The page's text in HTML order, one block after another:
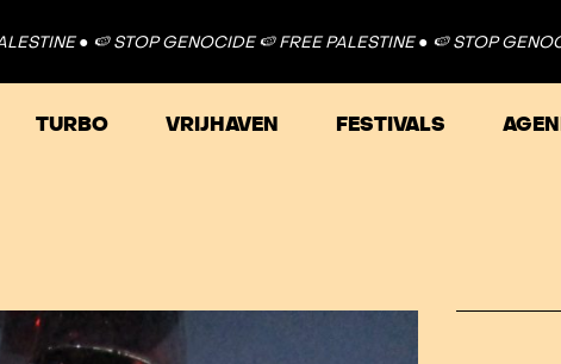
🍉 STOP GENOCIDE 🍉 FREE PALESTINE ● 🍉 STOP GENOCIDE 🍉
TURBO VRIJHAVEN FESTIVALS